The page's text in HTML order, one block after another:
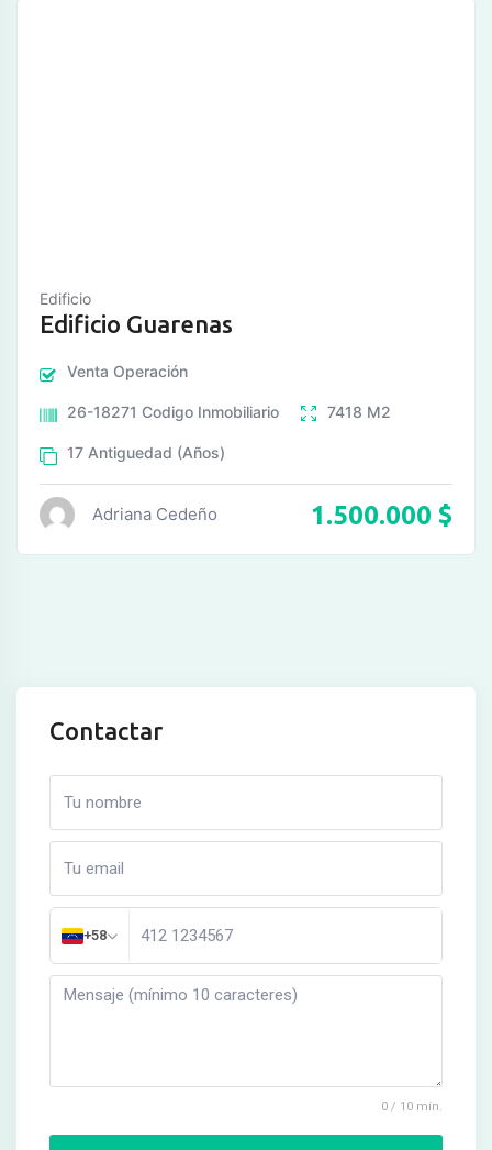
Edificio
Edificio Guarenas
Venta Operación
26-18271 Codigo Inmobiliario 7418 M2
17 Antiguedad (Años)
Adriana Cedeño 1.500.000 $
Contactar
+58
0 / 10 mín.